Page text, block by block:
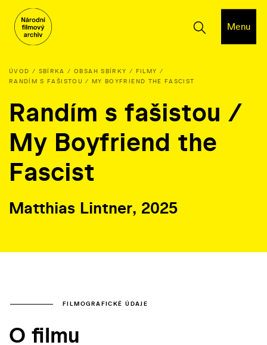
Menu
ÚVOD SBÍRKA OBSAH SBÍRKY
FILMY
RANDÍM S FAŠISTOU / MY BOYFRIEND THE FASCIST
Randím s fašistou /
My Boyfriend the
Fascist
Matthias Lintner, 2025
FILMOGRAFICKÉ ÚDAJE
O filmu